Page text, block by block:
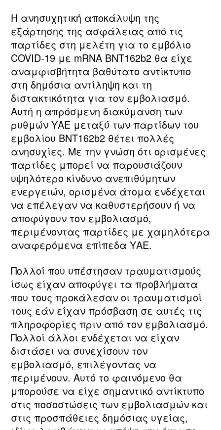
Η ανησυχητική αποκάλυψη της
εξάρτησης της ασφάλειας από τις
παρτίδες στη μελέτη για το εμβόλιο
COVID-19 με mRNA BNT162b2 θα είχε
αναμφισβήτητα βαθύτατο αντίκτυπο
στη δημόσια αντίληψη και τη
διστακτικότητα για τον εμβολιασμό.
Αυτή η απρόσμενη διακύμανση των
ρυθμών ΥΑΕ μεταξύ των παρτίδων του
εμβολίου BNT162b2 θέτει πολλές
ανησυχίες. Με την γνώση ότι ορισμένες
παρτίδες μπορεί να παρουσιάζουν
υψηλότερο κίνδυνο ανεπιθύμητων
ενεργειών, ορισμένα άτομα ενδέχεται
να επέλεγαν να καθυστερήσουν ή να
αποφύγουν τον εμβολιασμό,
περιμένοντας παρτίδες με χαμηλότερα
αναφερόμενα επίπεδα ΥΑΕ.
Πολλοί που υπέστησαν τραυματισμούς
ίσως είχαν αποφύγει τα προβλήματα
που τους προκάλεσαν οι τραυματισμοί
τους εάν είχαν πρόσβαση σε αυτές τις
πληροφορίες πριν από τον εμβολιασμό.
Πολλοί άλλοι ενδέχεται να είχαν
διστάσει να συνεχίσουν τον
εμβολιασμό, επιλέγοντας να
περιμένουν. Αυτό το φαινόμενο θα
μπορούσε να είχε σημαντικό αντίκτυπο
στις ποσοστώσεις των εμβολιασμών και
στις προσπάθειες δημόσιας υγείας,